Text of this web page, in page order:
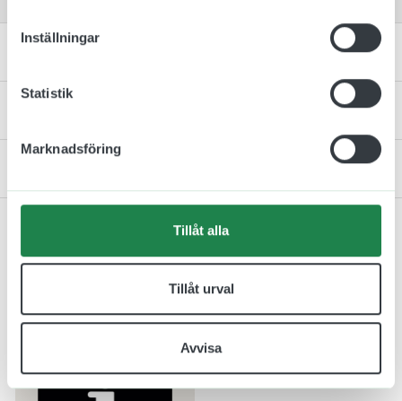
Inställningar
Statistik
Marknadsföring
Tillåt alla
Tillåt urval
Avvisa
Specifikation
Relaterade produkter